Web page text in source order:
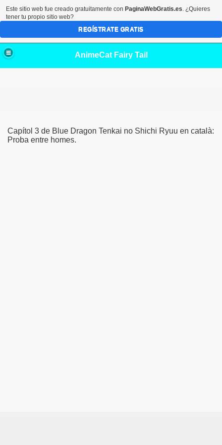
AnimeCat Fairy Tail
Capítol 3 de Blue Dragon Tenkai no Shichi Ryuu en català:
Proba entre homes.
Este sitio web fue creado gratuitamente con PaginaWebGratis.es. ¿Quieres
tener tu propio sitio web?
REGÍSTRATE GRATIS